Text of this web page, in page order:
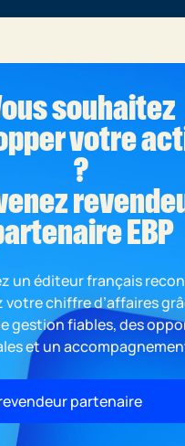
souhaitez
votre
?
EBP
un éditeur français
votre chiffre d’affaires
gestion fiables, des
et un
partenaire